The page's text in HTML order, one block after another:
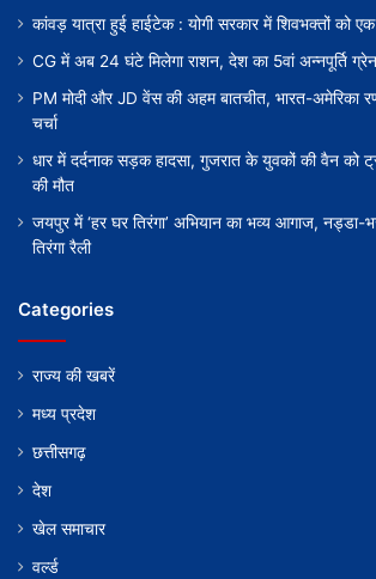
कांवड़ यात्रा हुई हाईटेक : योगी सरकार में शिवभक्तों को
CG में अब 24 घंटे मिलेगा राशन, देश का 5वां अन्नपूर्ति
PM मोदी और JD वेंस की अहम बातचीत, भारत-अमेरिका
चर्चा
धार में दर्दनाक सड़क हादसा, गुजरात के युवकों की वैन को
की मौत
जयपुर में ‘हर घर तिरंगा’ अभियान का भव्य आगाज, नड्डा-
तिरंगा रैली
Categories
राज्य की खबरें
मध्य प्रदेश
छत्तीसगढ़
देश
खेल समाचार
वर्ल्ड